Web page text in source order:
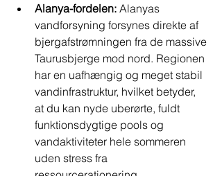
Alanya-fordelen: Alanyas
vandforsyning forsynes direkte af
bjergafstrømningen fra de massive
Taurusbjerge mod nord. Regionen
har en uafhængig og meget stabil
vandinfrastruktur, hvilket betyder,
at du kan nyde uberørte, fuldt
funktionsdygtige pools og
vandaktiviteter hele sommeren
uden stress fra